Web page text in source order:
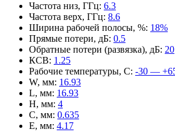
Частота низ, ГГц: 6.3
Частота верх, ГГц: 8.6
Ширина рабочей полосы, %: 18%
Прямые потери, дБ: 0.5
Обратные потери (развязка), дБ: 20
КСВ: 1.25
Рабочие температуры, С: -30 —
W, мм: 16.93
L, мм: 16.93
H, мм: 4
C, мм: 0.635
E, мм: 4.17